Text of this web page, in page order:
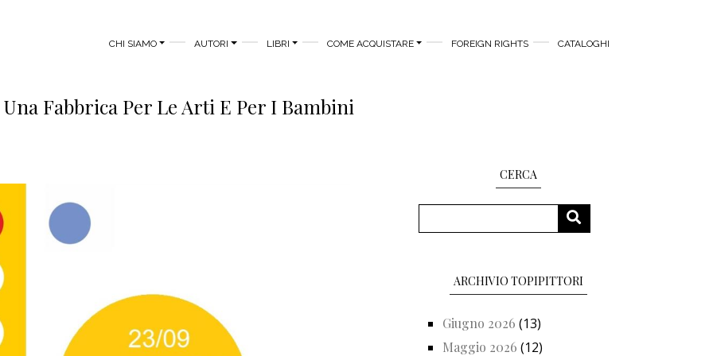
MAIN MENU
CHI SIAMO AUTORI LIBRI COME ACQUISTARE FOREIGN RIGHTS CATALOGHI
Una Fabbrica Per Le Arti E Per I Bambini
CERCA
CERCA
ARCHIVIO TOPIPITTORI
Giugno 2026 (13)
Maggio 2026 (12)